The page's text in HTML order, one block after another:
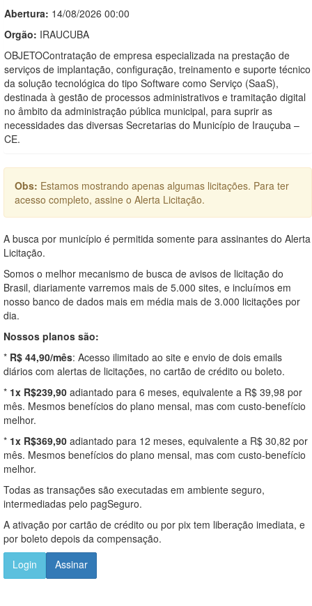
Abertura: 14/08/2026 00:00
Orgão: IRAUCUBA
OBJETOContratação de empresa especializada na prestação de
serviços de implantação, configuração, treinamento e suporte técnico
da solução tecnológica do tipo Software como Serviço (SaaS),
destinada à gestão de processos administrativos e tramitação digital
no âmbito da administração pública municipal, para suprir as
necessidades das diversas Secretarias do Município de Irauçuba –
CE.
Obs: Estamos mostrando apenas algumas licitações. Para ter
acesso completo, assine o Alerta Licitação.
A busca por município é permitida somente para assinantes do Alerta
Licitação.
Somos o melhor mecanismo de busca de avisos de licitação do
Brasil, diariamente varremos mais de 5.000 sites, e incluímos em
nosso banco de dados mais em média mais de 3.000 licitações por
dia.
Nossos planos são:
* R$ 44,90/mês: Acesso ilimitado ao site e envio de dois emails
diários com alertas de licitações, no cartão de crédito ou boleto.
* 1x R$239,90 adiantado para 6 meses, equivalente a R$ 39,98 por
mês. Mesmos benefícios do plano mensal, mas com custo-benefício
melhor.
* 1x R$369,90 adiantado para 12 meses, equivalente a R$ 30,82 por
mês. Mesmos benefícios do plano mensal, mas com custo-benefício
melhor.
Todas as transações são executadas em ambiente seguro,
intermediadas pelo pagSeguro.
A ativação por cartão de crédito ou por pix tem liberação imediata, e
por boleto depois da compensação.
Login
Assinar